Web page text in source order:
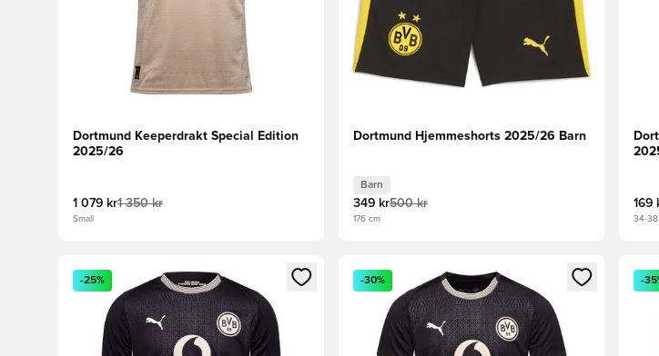
Dortmund Keeperdrakt Special Edition
2025/26
1 079 kr1 350 kr
Small
Dortmund Hjemmeshorts 2025/26 Barn
Barn
349 kr500 kr
176 cm
169
34-
Åpner en Modal for å logge inn eller registrere deg som medlem
-25%
Åpner en Modal for å logge inn eller registrere
-30% -